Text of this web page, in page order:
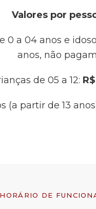
Valores por
0 a 04 anos e
anos, não
de 05 a 12:
(a partir de 13
HORÁRIO DE